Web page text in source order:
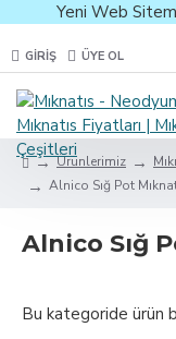
Yeni Web
GIRIŞ ÜYE OL
Ürünlerimiz
Alnico Sığ Pot
Alnico Sığ
Bu kategoride ürün